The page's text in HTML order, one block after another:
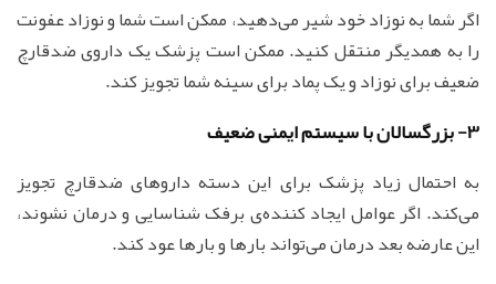
اگر شما به نوزاد خود شیر می‌دهید، ممکن است شما و نوزاد عفونت
را به همدیگر منتقل کنید. ممکن است پزشک یک داروی ضدقارچ
ضعیف برای نوزاد و یک پماد برای سینه شما تجویز کند.
3- بزرگسالان با سیستم ایمنی ضعیف
به احتمال زیاد پزشک برای این دسته داروهای ضدقارچ تجویز
می‌کند. اگر عوامل ایجاد کننده‌ی برفک شناسایی و درمان نشوند،
این عارضه بعد درمان می‌تواند بارها و بارها عود کند.